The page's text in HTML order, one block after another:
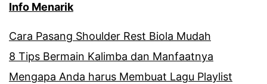
Info Menarik
Cara Pasang Shoulder Rest Biola Mudah
8 Tips Bermain Kalimba dan Manfaatnya
Mengapa Anda harus Membuat Lagu Playlist